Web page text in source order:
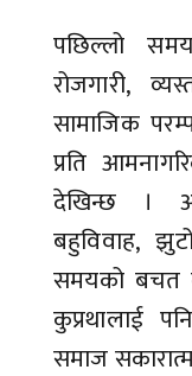
पछिल्लो
रोजगारी,
सामाजिक
प्रति
देखिन्छ ।
बहुविवाह,
समयको बचत
कुप्रथालाई
समाज